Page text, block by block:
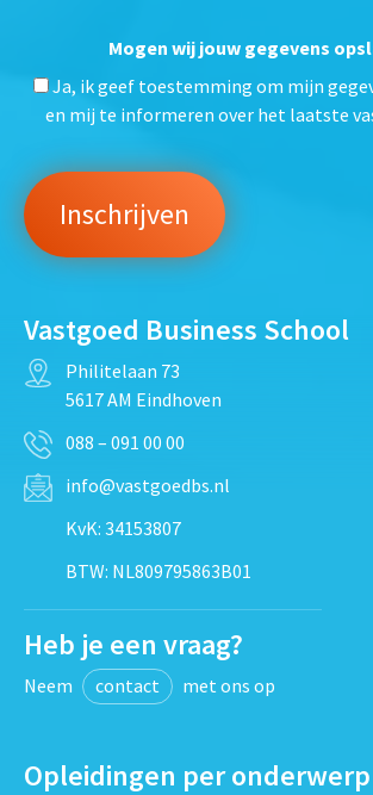
Mogen wij jouw gegevens
Ja, ik geef toestemming om mijn
en mij te informeren over het laatste
Vastgoed Business School
Philitelaan 73
5617 AM Eindhoven
088 – 091 00 00
info@vastgoedbs.nl
KvK: 34153807
BTW: NL809795863B01
Heb je een vraag?
Neem contact met ons op
Opleidingen per onderwerp